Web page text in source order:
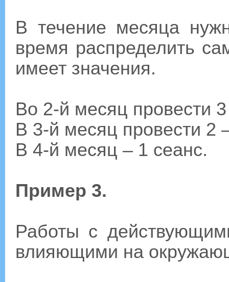
В течение месяца
время распределить
имеет значения.
Во 2-й месяц провести
В 3-й месяц провести 2
В 4-й месяц – 1 сеанс.
Пример 3.
Работы с
влияющими на